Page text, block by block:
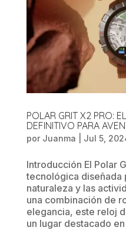
POLAR GRIT X2 PRO:
DEFINITIVO PARA
por Juanma Jul 5,
Introducción El Polar
tecnológica diseñada
naturaleza y las
una combinación de
elegancia, este reloj
un lugar destacado